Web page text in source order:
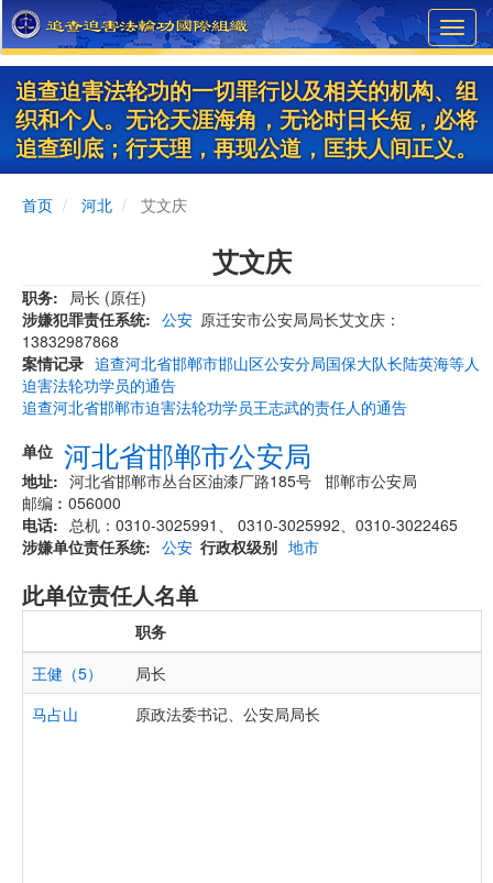
Skip
to
main
content
追查迫害法轮功的一切罪行以及相关的机构、组
织和个人。无论天涯海角，无论时日长短，必将
追查到底；行天理，再现公道，匡扶人间正义。
首页 河北 艾文庆
艾文庆
职务
局长 (原任)
涉嫌犯罪责任系统
公安 原迁安市公安局局长艾文庆：
13832987868
案情记录 追查河北省邯郸市邯山区公安分局国保大队长陆英海等人
迫害法轮功学员的通告
追查河北省邯郸市迫害法轮功学员王志武的责任人的通告
单位 河北省邯郸市公安局
地址
河北省邯郸市丛台区油漆厂路185号 邯郸市公安局
邮编︰056000
电话
总机：0310-3025991、 0310-3025992、0310-3022465
涉嫌单位责任系统
公安 行政权级别 地市
此单位责任人名单
职务
王健（5）
局长
马占山
原政法委书记、公安局局长